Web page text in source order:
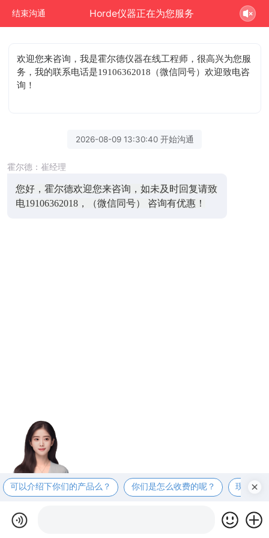
结束沟通 Horde仪器正在为您服务
欢迎您来咨询 ，我是霍尔德仪器在线工程师，很高兴为您服
务，我的联系电话是19106362018（微信同号）欢迎致电咨
询！
2026-08-09 13:30:40 开始沟通
霍尔德：崔经理
您好，霍尔德欢迎您来咨询，如未及时回复请致
电19106362018，（微信同号） 咨询有优惠！
可以介绍下你们的产品么？ 你们是怎么收费的呢？ 现在有